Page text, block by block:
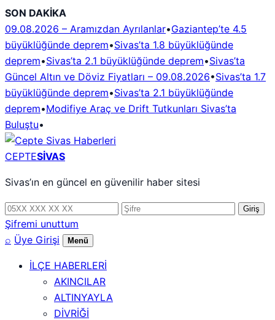
İçeriğe
geç
SON DAKİKA
09.08.2026 – Aramızdan Ayrılanlar•Gaziantep’te 4.5
büyüklüğünde deprem•Sivas’ta 1.8 büyüklüğünde
deprem•Sivas’ta 2.1 büyüklüğünde deprem•Sivas’ta
Güncel Altın ve Döviz Fiyatları – 09.08.2026•Sivas’ta 1.7
büyüklüğünde deprem•Sivas’ta 2.1 büyüklüğünde
deprem•Modifiye Araç ve Drift Tutkunları Sivas’ta
Buluştu•
CEPTESİVAS
Sivas’ın en güncel en güvenilir haber sitesi
Telefon
numarası
Şifre Giriş
Şifremi unuttum
⌕ Üye Girişi Menü
İLÇE HABERLERİ
AKINCILAR
ALTINYAYLA
DİVRİĞİ